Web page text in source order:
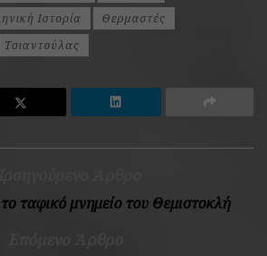
Ιστορία
Θερμαστές
Τσιαντούλας
ταφικό μνημείο του Θεμιστοκλή